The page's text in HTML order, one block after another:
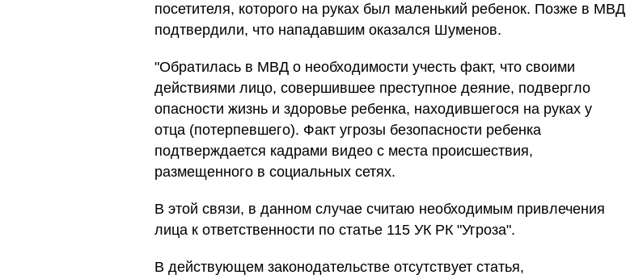
посетителя, которого на руках был маленький ребенок. Позже в МВД
подтвердили, что нападавшим оказался Шуменов.
"Обратилась в МВД о необходимости учесть факт, что своими
действиями лицо, совершившее преступное деяние, подвергло
опасности жизнь и здоровье ребенка, находившегося на руках у
отца (потерпевшего). Факт угрозы безопасности ребенка
подтверждается кадрами видео с места происшествия,
размещенного в социальных сетях.
В этой связи, в данном случае считаю необходимым привлечения
лица к ответственности по статье 115 УК РК "Угроза".
В действующем законодательстве отсутствует статья,